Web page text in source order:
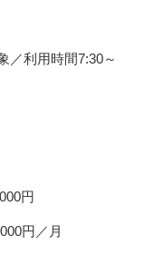
／利用時間7:30～
円
円／月